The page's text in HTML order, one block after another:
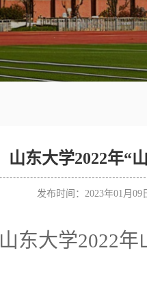
山东大学2022年“
发布时间：2023年01月
山东大学2022年